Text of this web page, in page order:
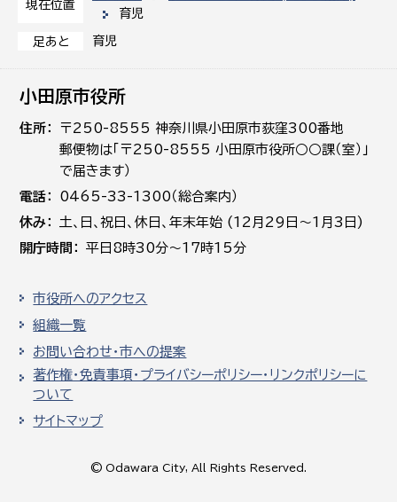
現在位置
育児
足あと 育児
小田原市役所
住所
〒250-8555 神奈川県小田原市荻窪300番地
郵便物は「〒250-8555 小田原市役所○○課（室）」
で届きます）
電話
0465-33-1300（総合案内）
休み
土､日､祝日、休日、年末年始 (12月29日～1月3日)
開庁時間
平日8時30分～17時15分
市役所へのアクセス
組織一覧
お問い合わせ・市への提案
著作権・免責事項・プライバシーポリシー・リンクポリシーに
ついて
サイトマップ
© Odawara City, All Rights Reserved.